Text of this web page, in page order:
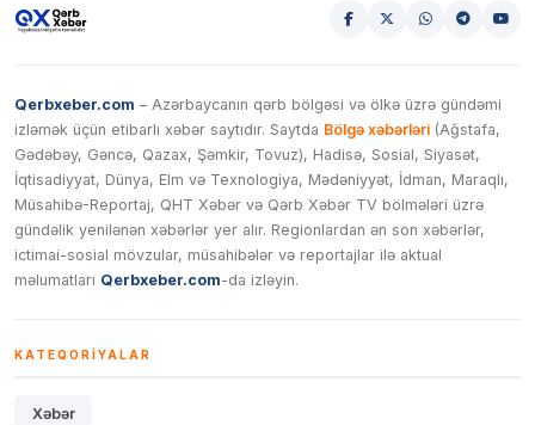
Qerbxeber.com – Azərbaycanın qərb bölgəsi və ölkə üzrə gündəmi
izləmək üçün etibarlı xəbər saytıdır. Saytda Bölgə xəbərləri (Ağstafa,
Gədəbəy, Gəncə, Qazax, Şəmkir, Tovuz), Hadisə, Sosial, Siyasət,
İqtisadiyyat, Dünya, Elm və Texnologiya, Mədəniyyət, İdman, Maraqlı,
Müsahibə-Reportaj, QHT Xəbər və Qərb Xəbər TV bölmələri üzrə
gündəlik yenilənən xəbərlər yer alır. Regionlardan ən son xəbərlər,
ictimai-sosial mövzular, müsahibələr və reportajlar ilə aktual
məlumatları Qerbxeber.com-da izləyin.
KATEQORIYALAR
Xəbər